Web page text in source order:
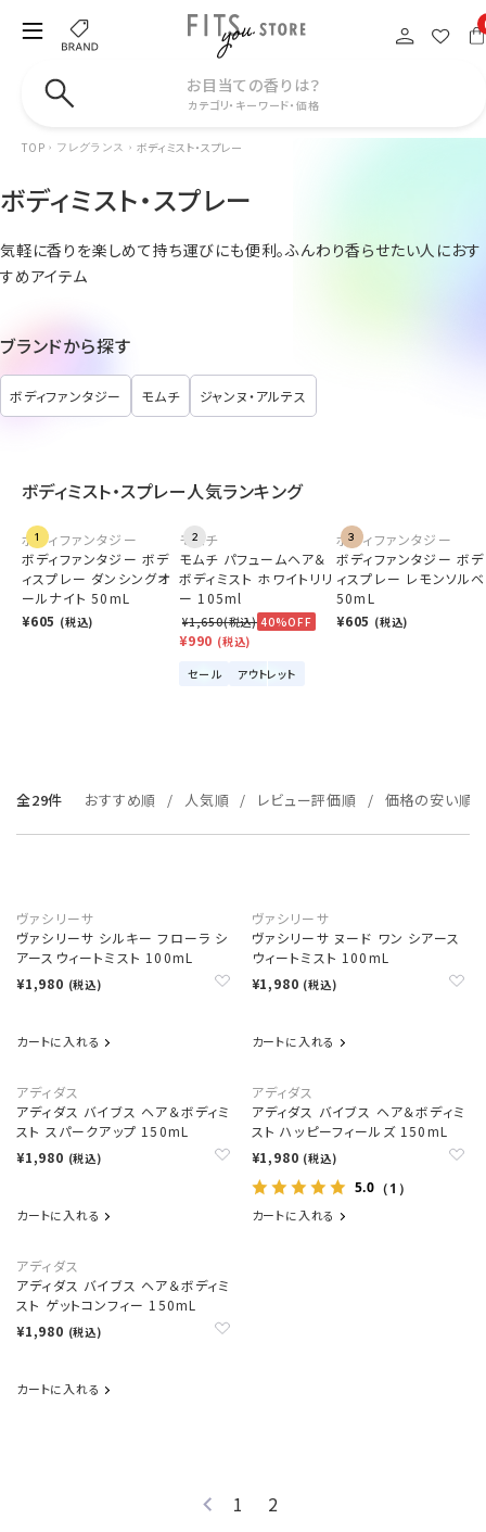
お目当ての香りは？
カテゴリ・キーワード・価格
TOP フレグランス ボディミスト・スプレー
ボディミスト・スプレー
気軽に香りを楽しめて持ち運びにも便利。ふんわり香らせたい人におす
すめアイテム
ブランドから探す
ボディファンタジー モムチ ジャンヌ・アルテス
ボディミスト・スプレー人気ランキング
1
ボディファンタジー
ボディファンタジー ボデ
ィスプレー ダンシングオ
ールナイト 50mL
¥605 (税込)
2
モムチ
モムチ パフュームヘア＆
ボディミスト ホワイトリリ
ー 105ml
¥1,650(税込) 40%OFF
¥990 (税込)
セール
アウトレット
3
ボディファンタジー
ボディファンタジー ボデ
ィスプレー レモンソルベ
50mL
¥605 (税込)
全29件 おすすめ順 人気順 レビュー評価順 価格の安い順
ヴァシリーサ
ヴァシリーサ シルキー フローラ シ
アースウィートミスト 100mL
¥1,980 (税込)
カートに入れる
ヴァシリーサ
ヴァシリーサ ヌード ワン シアース
ウィートミスト 100mL
¥1,980 (税込)
カートに入れる
アディダス
アディダス バイブス ヘア＆ボディミ
スト スパークアップ 150mL
¥1,980 (税込)
カートに入れる
アディダス
アディダス バイブス ヘア＆ボディミ
スト ハッピーフィールズ 150mL
¥1,980 (税込)
5.0 （1）
カートに入れる
アディダス
アディダス バイブス ヘア＆ボディミ
スト ゲットコンフィー 150mL
¥1,980 (税込)
カートに入れる
1 2